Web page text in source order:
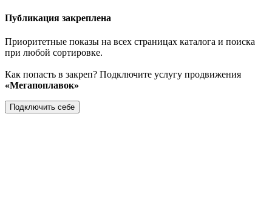
Публикация закреплена
Приоритетные показы на всех страницах каталога и поиска
при любой сортировке.
Как попасть в закреп? Подключите услугу продвижения
«Мегапоплавок»
Подключить себе